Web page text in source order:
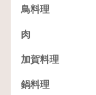
鳥料理
肉
加賀料理
鍋料理